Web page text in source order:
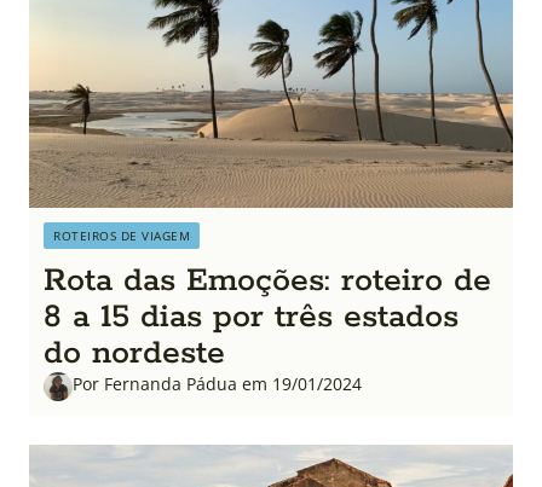
ROTEIROS DE VIAGEM
Rota das Emoções: roteiro de
8 a 15 dias por três estados
do nordeste
Por Fernanda Pádua em 19/01/2024